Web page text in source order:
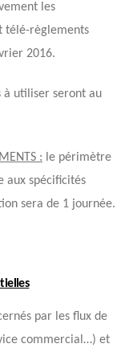
les
télé-règlements
2016.
à utiliser seront au
: le périmètre
aux spécificités
sera de 1 journée.
par les flux de
commercial…) et